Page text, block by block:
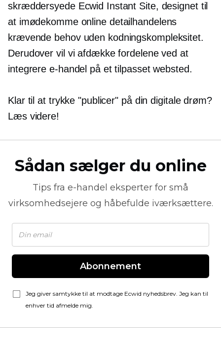
skræddersyede Ecwid Instant Site, designet til
at imødekomme online detailhandelens
krævende behov uden kodningskompleksitet.
Derudover vil vi afdække fordelene ved at
integrere e-handel på et tilpasset websted.
Klar til at trykke "publicer" på din digitale drøm?
Læs videre!
Sådan sælger du online
Tips fra e-handel eksperter for små
virksomhedsejere og håbefulde iværksættere.
Abonnement
Jeg giver samtykke til at modtage Ecwid nyhedsbrev. Jeg kan til
enhver tid afmelde mig.